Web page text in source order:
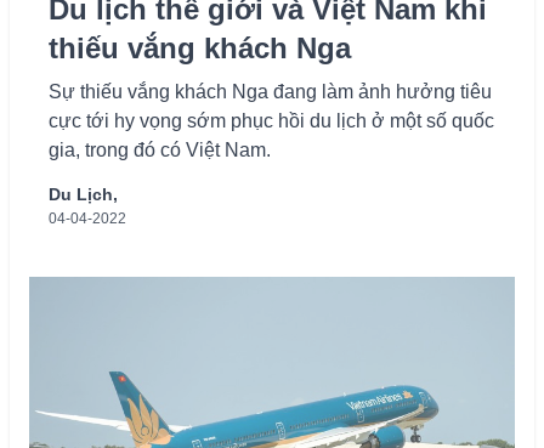
Du lịch thế giới và Việt Nam khi
thiếu vắng khách Nga
Sự thiếu vắng khách Nga đang làm ảnh hưởng tiêu
cực tới hy vọng sớm phục hồi du lịch ở một số quốc
gia, trong đó có Việt Nam.
Du Lịch,
04-04-2022